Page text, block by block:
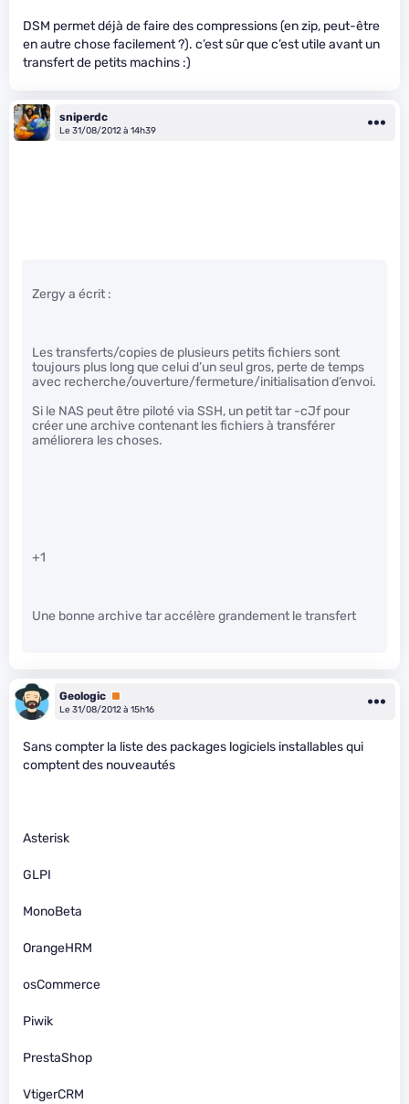
DSM permet déjà de faire des compressions (en zip, peut-être
en autre chose facilement ?). c’est sûr que c’est utile avant un
transfert de petits machins :)
sniperdc
Le 31/08/2012 à 14h39
Zergy a écrit :
Les transferts/copies de plusieurs petits fichiers sont
toujours plus long que celui d’un seul gros, perte de temps
avec recherche/ouverture/fermeture/initialisation d’envoi.
Si le NAS peut être piloté via SSH, un petit tar -cJf pour
créer une archive contenant les fichiers à transférer
améliorera les choses.
+1
Une bonne archive tar accélère grandement le transfert
Geologic Premium
Le 31/08/2012 à 15h16
Sans compter la liste des packages logiciels installables qui
comptent des nouveautés
Asterisk
GLPI
MonoBeta
OrangeHRM
osCommerce
Piwik
PrestaShop
VtigerCRM